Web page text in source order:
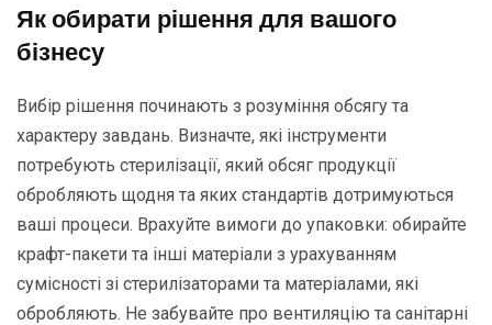
Як обирати рішення для вашого
бізнесу
Вибір рішення починають з розуміння обсягу та
характеру завдань. Визначте, які інструменти
потребують стерилізації, який обсяг продукції
обробляють щодня та яких стандартів дотримуються
ваші процеси. Врахуйте вимоги до упаковки: обирайте
крафт-пакети та інші матеріали з урахуванням
сумісності зі стерилізаторами та матеріалами, які
обробляють. Не забувайте про вентиляцію та санітарні